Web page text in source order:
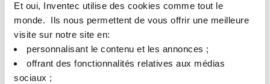
Et oui, Inventec utilise des cookies comme tout le
monde. ​ Ils nous permettent de vous offrir une meilleure
visite sur notre site en:​
personnalisant le contenu et les annonces ;​
offrant des fonctionnalités relatives aux médias
sociaux ; ​
在家工作的方式，远程访问公司的数据库管理系统。
通过这些措施，我们得以保持公司活动的持续进行，可以随时回
答您的各种问题或疑虑。
期待疫情早日结束，照顾好自己和亲朋好友的安全！